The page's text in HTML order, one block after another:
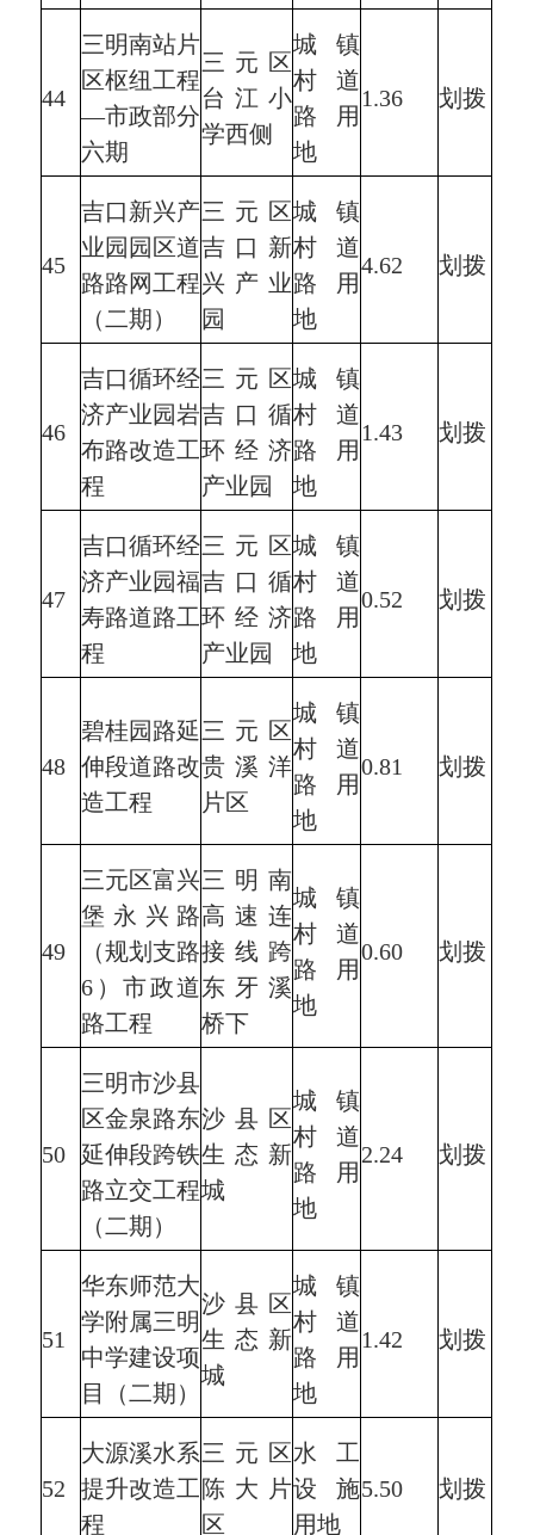
44
三明南站片
区枢纽工程
—市政部分
六期
三元区
台江小
学西侧
城镇
村道
路用
地
1.36 划拨
45
吉口新兴产
业园园区道
路路网工程
（二期）
三元区
吉口新
兴产业
园
城镇
村道
路用
地
4.62 划拨
46
吉口循环经
济产业园岩
布路改造工
程
三元区
吉口循
环经济
产业园
城镇
村道
路用
地
1.43 划拨
47
吉口循环经
济产业园福
寿路道路工
程
三元区
吉口循
环经济
产业园
城镇
村道
路用
地
0.52 划拨
48
碧桂园路延
伸段道路改
造工程
三元区
贵溪洋
片区
城镇
村道
路用
地
0.81 划拨
49
三元区富兴
堡永兴路
（规划支路
6）市政道
路工程
三明南
高速连
接线跨
东牙溪
桥下
城镇
村道
路用
地
0.60 划拨
50
三明市沙县
区金泉路东
延伸段跨铁
路立交工程
（二期）
沙县区
生态新
城
城镇
村道
路用
地
2.24 划拨
51
华东师范大
学附属三明
中学建设项
目（二期）
沙县区
生态新
城
城镇
村道
路用
地
1.42 划拨
52
大源溪水系
提升改造工
程
三元区
陈大片
区
水工
设施
用地
5.50 划拨